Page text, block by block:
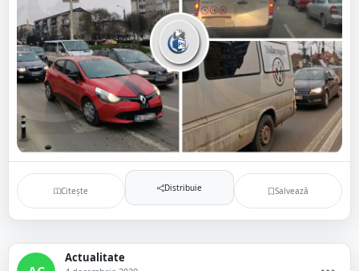
Citește Distribuie Salvează
Actualitate